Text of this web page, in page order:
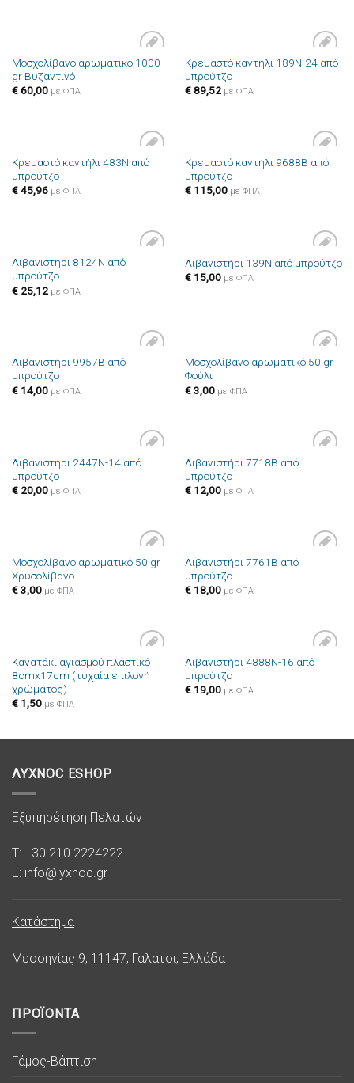
Πρόσθήκη
Μοσχολίβανο αρωματικό 1000
gr Βυζαντινό
€60,00 με ΦΠΑ
Πρόσθήκη
Κρεμαστό καντήλι 189N-24 από
μπρούτζο
€89,52 με ΦΠΑ
Πρόσθήκη
Κρεμαστό καντήλι 483N από
μπρούτζο
€45,96 με ΦΠΑ
Πρόσθήκη
Κρεμαστό καντήλι 9688B από
μπρούτζο
€115,00 με ΦΠΑ
Πρόσθήκη
Λιβανιστήρι 8124N από
μπρούτζο
€25,12 με ΦΠΑ
Πρόσθήκη
Λιβανιστήρι 139N από μπρούτζο
€15,00 με ΦΠΑ
Πρόσθήκη
Λιβανιστήρι 9957B από
μπρούτζο
€14,00 με ΦΠΑ
Πρόσθήκη
Μοσχολίβανο αρωματικό 50 gr
Φούλι
€3,00 με ΦΠΑ
Πρόσθήκη
Λιβανιστήρι 2447N-14 από
μπρούτζο
€20,00 με ΦΠΑ
Πρόσθήκη
Λιβανιστήρι 7718B από
μπρούτζο
€12,00 με ΦΠΑ
Πρόσθήκη
Μοσχολίβανο αρωματικό 50 gr
Χρυσολίβανο
€3,00 με ΦΠΑ
Πρόσθήκη
Λιβανιστήρι 7761B από
μπρούτζο
€18,00 με ΦΠΑ
Πρόσθήκη
στην λίστα
Κανατάκι αγιασμού πλαστικό
8cmx17cm (τυχαία επιλογή
χρώματος)
€1,50 με ΦΠΑ
Πρόσθήκη
Λιβανιστήρι 4888N-16 από
μπρούτζο
€19,00 με ΦΠΑ
ΛΥΧΝΟC ESHOP
Εξυπηρέτηση Πελατών
T: +30 210 2224222
E: info@lyxnoc.gr
Κατάστημα
Μεσσηνίας 9, 11147, Γαλάτσι, Ελλάδα
ΠΡΟΪΟΝΤΑ
Γάμος-Βάπτιση